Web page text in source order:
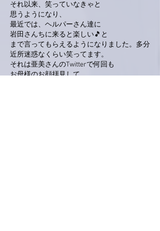
それ以来、笑っていなきゃと
思うようになり、
最近では、ヘルパーさん達に
岩田さんちに来ると楽しい🎵と
まで言ってもらえるようになりました。多分
近所迷惑なくらい笑ってます。
それは亜美さんのTwitterで何回も
お母様のお顔拝見して、